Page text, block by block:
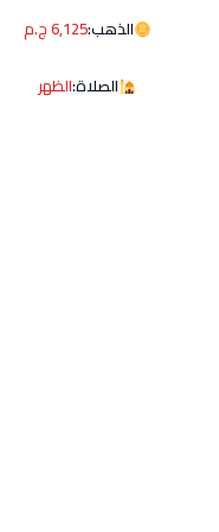
الذهب:6,125 ج.م
الصلاة:الظهر